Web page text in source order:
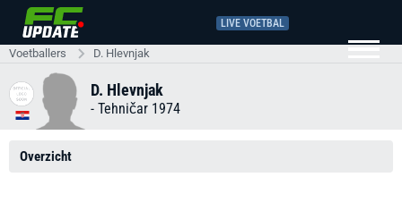
LIVE VOETBAL
Voetballers D. Hlevnjak
D. Hlevnjak
- Tehničar 1974
Overzicht